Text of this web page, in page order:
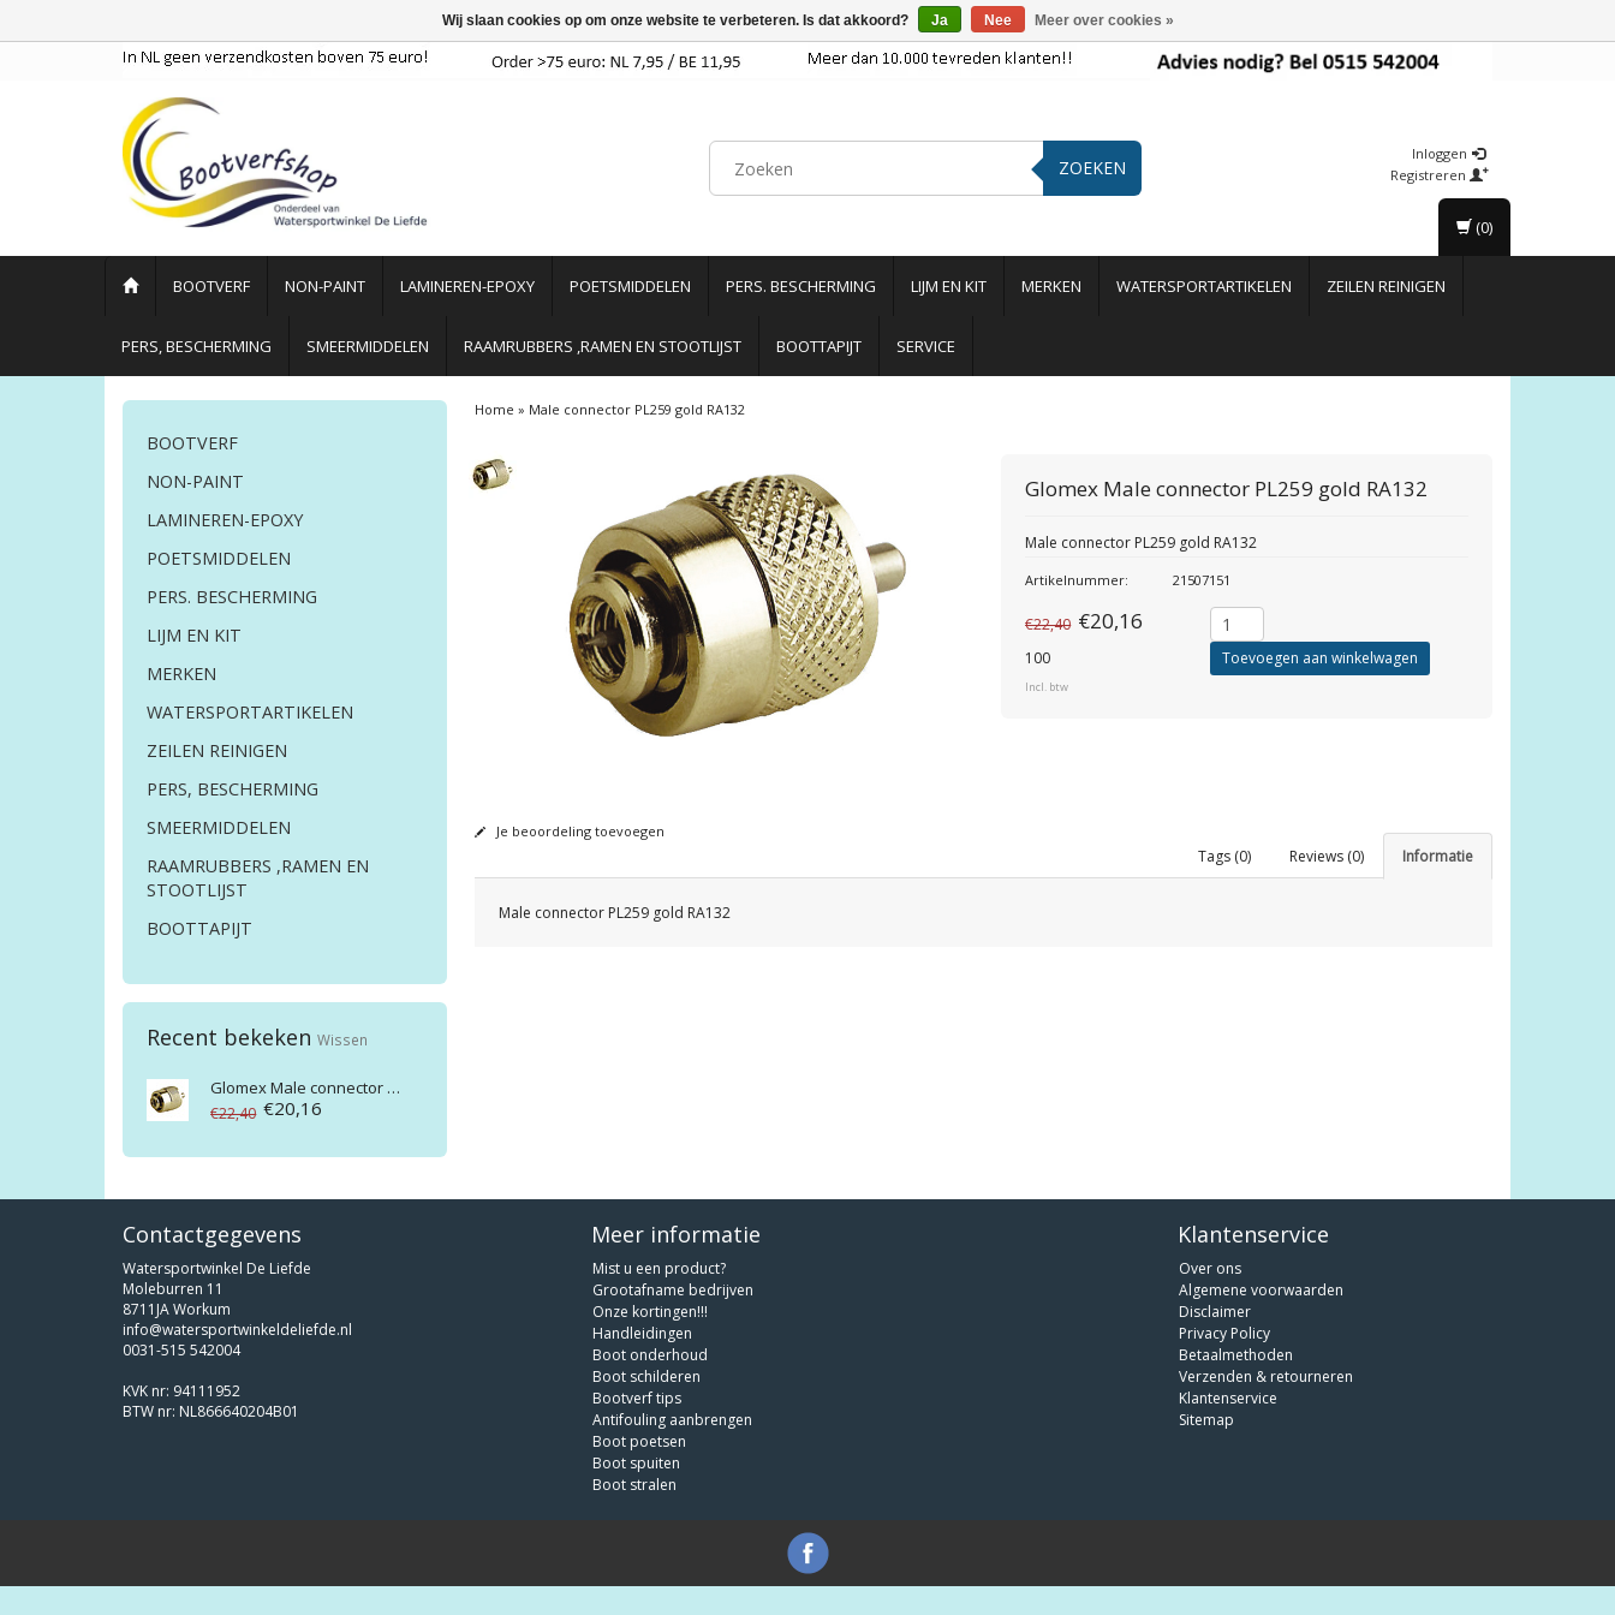
ZOEKEN
Inloggen
Registreren
BOOTVERF NON-PAINT LAMINEREN-EPOXY POETSMIDDELEN PERS. BESCHERMING LIJM EN KIT MERKEN WATERSPORTARTIKELEN ZEILEN REINIGEN
PERS, BESCHERMING SMEERMIDDELEN RAAMRUBBERS ,RAMEN EN STOOTLIJST BOOTTAPIJT SERVICE
(0)
BOOTVERF
NON-PAINT
LAMINEREN-EPOXY
POETSMIDDELEN
PERS. BESCHERMING
LIJM EN KIT
MERKEN
WATERSPORTARTIKELEN
ZEILEN REINIGEN
PERS, BESCHERMING
SMEERMIDDELEN
RAAMRUBBERS ,RAMEN EN
STOOTLIJST
BOOTTAPIJT
Recent bekeken Wissen
GlomexMale connector PL259 gold RA132
€22,40 €20,16
Home » Male connector PL259 gold RA132
Glomex Male connector PL259 gold RA132
Male connector PL259 gold RA132
Artikelnummer: 21507151
€22,40 €20,16
100
Incl. btw
Toevoegen aan winkelwagen
Je beoordeling toevoegen
Informatie
Reviews (0)
Tags (0)
Male connector PL259 gold RA132
Contactgegevens
Watersportwinkel De Liefde
Moleburren 11
8711JA Workum
info@watersportwinkeldeliefde.nl
0031-515 542004
KVK nr: 94111952
BTW nr: NL866640204B01
Meer informatie
Mist u een product?
Grootafname bedrijven
Onze kortingen!!!
Handleidingen
Boot onderhoud
Boot schilderen
Bootverf tips
Antifouling aanbrengen
Boot poetsen
Boot spuiten
Boot stralen
Klantenservice
Over ons
Algemene voorwaarden
Disclaimer
Privacy Policy
Betaalmethoden
Verzenden & retourneren
Klantenservice
Sitemap
Wij slaan cookies op om onze website te verbeteren. Is dat akkoord? Ja Nee Meer over cookies »